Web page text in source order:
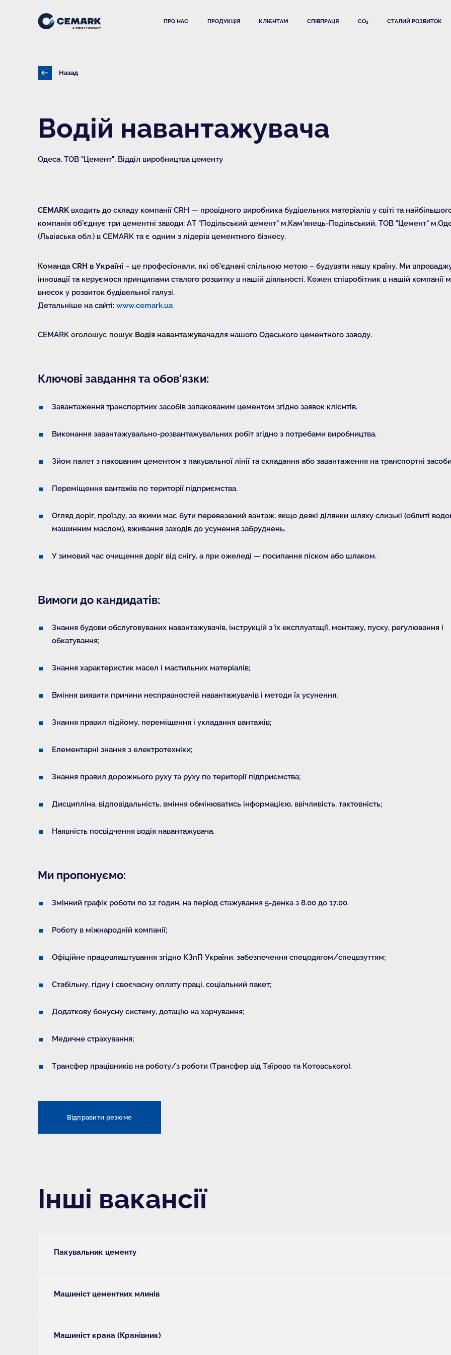
ПРО НАС ПРОДУКЦІЯ КЛІЄНТАМ СПІВПРАЦЯ CO₂ СТАЛИЙ РОЗВИТОК
Назад
Водій навантажувача
Одеса, ТОВ "Цемент", Відділ виробництва цементу
CEMARK входить до складу компанії CRH — провідного виробника будівельних матеріалів у світі та
компанія об'єднує три цементні заводи: АТ "Подільський цемент" м.Кам'янець-Подільський, ТОВ "Цемент"
(Львівська обл.) в CEMARK та є одним з лідерів цементного бізнесу.
Команда CRH в Україні – це професіонали, які об'єднані спільною метою – будувати нашу країну. Ми
інновації та керуємося принципами сталого розвитку в нашій діяльності. Кожен співробітник в нашій компанії
внесок у розвиток будівельної галузі.
Детальніше на сайті: www.cemark.ua
CEMARKоголошує пошук Водія навантажувачадля нашого Одеського цементного заводу.
Ключові завдання та обов'язки:
Завантаження транспортних засобів запакованим цементом згідно заявок клієнтів.
Виконання завантажувально-розвантажувальних робіт згідно з потребами виробництва.
Зйом палет з пакованим цементом з пакувальної лінії та складання або завантаження на транспортні
Переміщення вантажів по території підприємства.
Огляд доріг, проїзду, за якими має бути перевезений вантаж, якщо деякі ділянки шляху слизькі (облиті
машинним маслом), вживання заходів до усунення забруднень.
У зимовий час очищення доріг від снігу, а при ожеледі — посипання піском або шлаком.
Вимоги до кандидатів:
Знання будови обслуговуваних навантажувачів, інструкцій з їх експлуатації, монтажу, пуску, регулювання і
обкатування;
Знання характеристик масел і мастильних матеріалів;
Вміння виявити причини несправностей навантажувачів і методи їх усунення;
Знання правил підйому, переміщення і укладання вантажів;
Елементарні знання з електротехніки;
Знання правил дорожнього руху та руху по території підприємства;
Дисципліна, відповідальність, вміння обмінюватись інформацією, ввічливість, тактовність;
Наявність посвідчення водія навантажувача.
Ми пропонуємо:
Змінний графік роботи по 12 годин, на період стажування 5-денка з 8.00 до 17.00.
Роботу в міжнародній компанії;
Офіційне працевлаштування згідно КЗпП України, забезпечення спецодягом/спецвзуттям;
Стабільну, гідну і своєчасну оплату праці, соціальний пакет;
Додаткову бонусну систему, дотацію на харчування;
Медичне страхування;
Трансфер працівників на роботу/з роботи (Трансфер від Таїрово та Котовського).
Відправити резюме
Інші вакансії
Пакувальник цементу
Машиніст цементних млинів
Машиніст крана (Кранівник)